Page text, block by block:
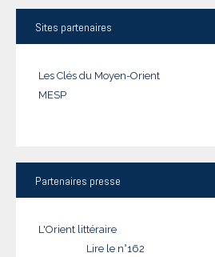
Sites partenaires
Les Clés du Moyen-Orient
MESP
Partenaires presse
L'Orient littéraire
Lire le n°162